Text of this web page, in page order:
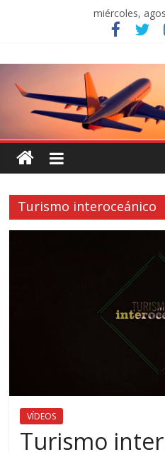
miércoles,
Turismo interoceánico
VÍDEOS
Turismo